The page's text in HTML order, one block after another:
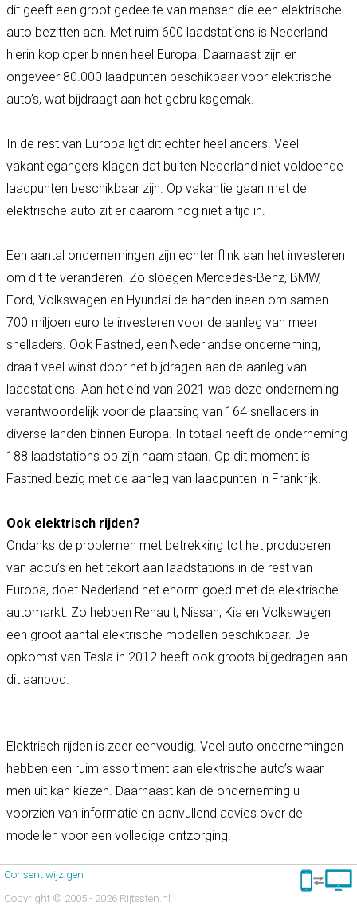
dit geeft een groot gedeelte van mensen die een elektrische
auto bezitten aan. Met ruim 600 laadstations is Nederland
hierin koploper binnen heel Europa. Daarnaast zijn er
ongeveer 80.000 laadpunten beschikbaar voor elektrische
auto’s, wat bijdraagt aan het gebruiksgemak.
In de rest van Europa ligt dit echter heel anders. Veel
vakantiegangers klagen dat buiten Nederland niet voldoende
laadpunten beschikbaar zijn. Op vakantie gaan met de
elektrische auto zit er daarom nog niet altijd in.
Een aantal ondernemingen zijn echter flink aan het investeren
om dit te veranderen. Zo sloegen Mercedes-Benz, BMW,
Ford, Volkswagen en Hyundai de handen ineen om samen
700 miljoen euro te investeren voor de aanleg van meer
snelladers. Ook Fastned, een Nederlandse onderneming,
draait veel winst door het bijdragen aan de aanleg van
laadstations. Aan het eind van 2021 was deze onderneming
verantwoordelijk voor de plaatsing van 164 snelladers in
diverse landen binnen Europa. In totaal heeft de onderneming
188 laadstations op zijn naam staan. Op dit moment is
Fastned bezig met de aanleg van laadpunten in Frankrijk.
Ook elektrisch rijden?
Ondanks de problemen met betrekking tot het produceren
van accu’s en het tekort aan laadstations in de rest van
Europa, doet Nederland het enorm goed met de elektrische
automarkt. Zo hebben Renault, Nissan, Kia en Volkswagen
een groot aantal elektrische modellen beschikbaar. De
opkomst van Tesla in 2012 heeft ook groots bijgedragen aan
dit aanbod.
Elektrisch rijden is zeer eenvoudig. Veel auto ondernemingen
hebben een ruim assortiment aan elektrische auto’s waar
men uit kan kiezen. Daarnaast kan de onderneming u
voorzien van informatie en aanvullend advies over de
modellen voor een volledige ontzorging.
Consent wijzigen
Copyright © 2005 - 2026 Rijtesten.nl